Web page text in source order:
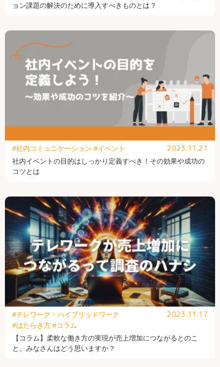
ョン課題の解決のために導入すべきものとは？
社内イベントの目的はしっかり定義すべき！その効果や成功の
コツとは
#社内コミュニケーション #イベント 2023.11.21
【コラム】柔軟な働き方の実現が売上増加につながるとのこ
と。みなさんはどう思いますか？
#テレワーク・ハイブリッドワーク
#はたらき方 #コラム
2023.11.17